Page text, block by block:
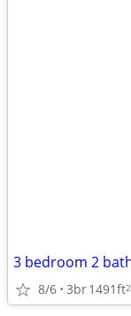
8/6 3br1491ft2